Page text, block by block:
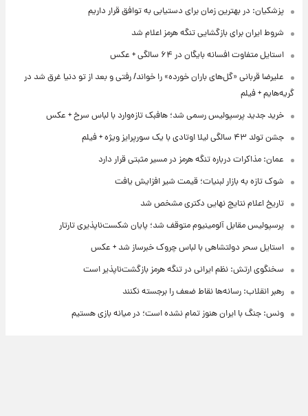
پزشکیان: در بهترین زمان برای دستیابی به توافق قرار داریم
شروط ایران برای بازگشایی تنگه هرمز اعلام شد
استایل متفاوت افسانه بایگان در ۶۴ سالگی + عکس
علیرضا قربانی «گل‌های باران خورده» را خواند/ رفتی و بعد از تو دنیا غرق شد در
گریه‌هایم + فیلم
خرید جدید پرسپولیس رسمی شد؛ هافبک تازه‌وارد با لباس سرخ + عکس
جشن تولد ۴۳ سالگی لیلا اوتادی با یک سورپرایز ویژه + فیلم
عمان: مذاکرات درباره تنگه هرمز در مسیر مثبتی قرار دارد
شوک تازه به بازار لبنیات؛ قیمت شیر افزایش یافت
تاریخ اعلام نتایج نهایی دکتری مشخص شد
پرسپولیس مقابل آلومینیوم متوقف شد؛ پایان شکست‌ناپذیری تارتار
استایل سحر دولتشاهی با لباس چروک خبرساز شد + عکس
سخنگوی ارتش: نظم ایرانی در تنگه هرمز بازگشت‌ناپذیر است
رهبر انقلاب: رسانه‌ها نقاط ضعف را برجسته نکنند
ونس: جنگ با ایران هنوز تمام نشده است؛ در میانه بازی هستیم